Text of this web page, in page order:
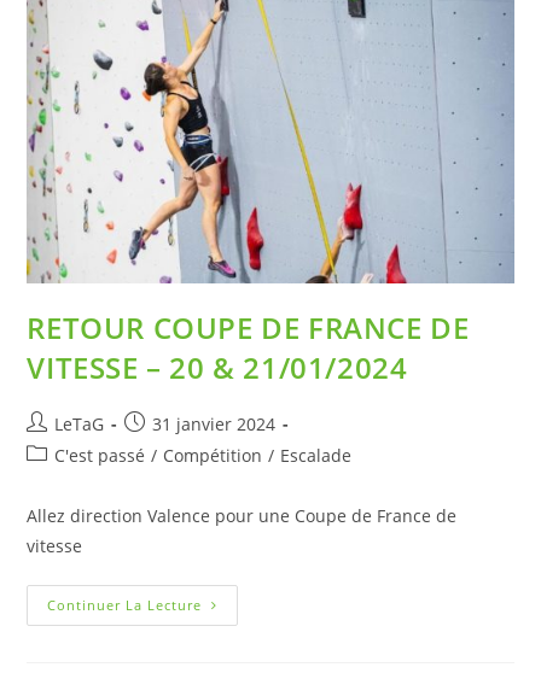
RETOUR COUPE DE FRANCE DE
VITESSE – 20 & 21/01/2024
LeTaG
31 janvier 2024
C'est passé / Compétition / Escalade
Allez direction Valence pour une Coupe de France de
vitesse
Continuer La Lecture